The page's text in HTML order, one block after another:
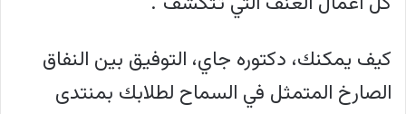
كيف يمكنك، دكتوره جاي، التوفيق بين النفاق
الصارخ المتمثل في السماح لطلابك بمنتدى